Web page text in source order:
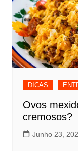
DICAS
Ovos
cremosos?
Junho 23,